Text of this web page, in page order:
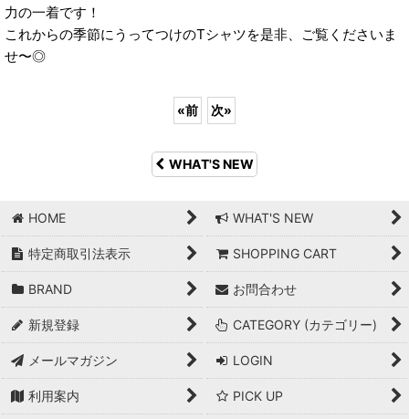
力の一着です！
これからの季節にうってつけのTシャツを是非、ご覧くださいま
せ〜◎
«前 次»
WHAT'S NEW
HOME WHAT'S NEW
特定商取引法表示 SHOPPING CART
BRAND お問合わせ
新規登録 CATEGORY (カテゴリー)
メールマガジン LOGIN
利用案内 PICK UP